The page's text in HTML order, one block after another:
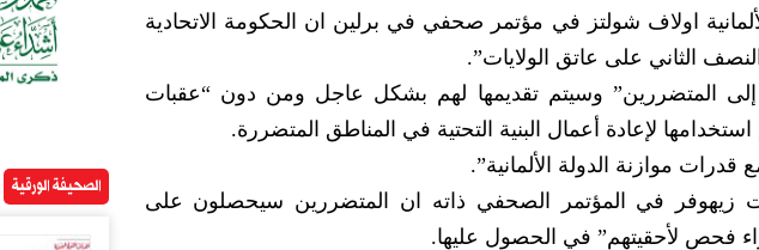
اولاف شولتز في مؤتمر صحفي في برلين ان الحكومة الاتحادية
الثاني على عاتق الولايات”.
المتضررين” وسيتم تقديمها لهم بشكل عاجل ومن دون “عقبات
لإعادة أعمال البنية التحتية في المناطق المتضررة.
موازنة الدولة الألمانية”.
زيهوفر في المؤتمر الصحفي ذاته ان المتضررين سيحصلون على
فحص لأحقيتهم” في الحصول عليها.
الصحيفة الورقية